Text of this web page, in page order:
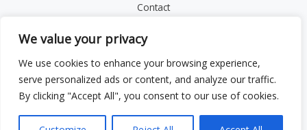
We value your privacy
We use cookies to enhance your browsing experience,
serve personalized ads or content, and analyze our traffic.
By clicking "Accept All", you consent to our use of cookies.
Contact